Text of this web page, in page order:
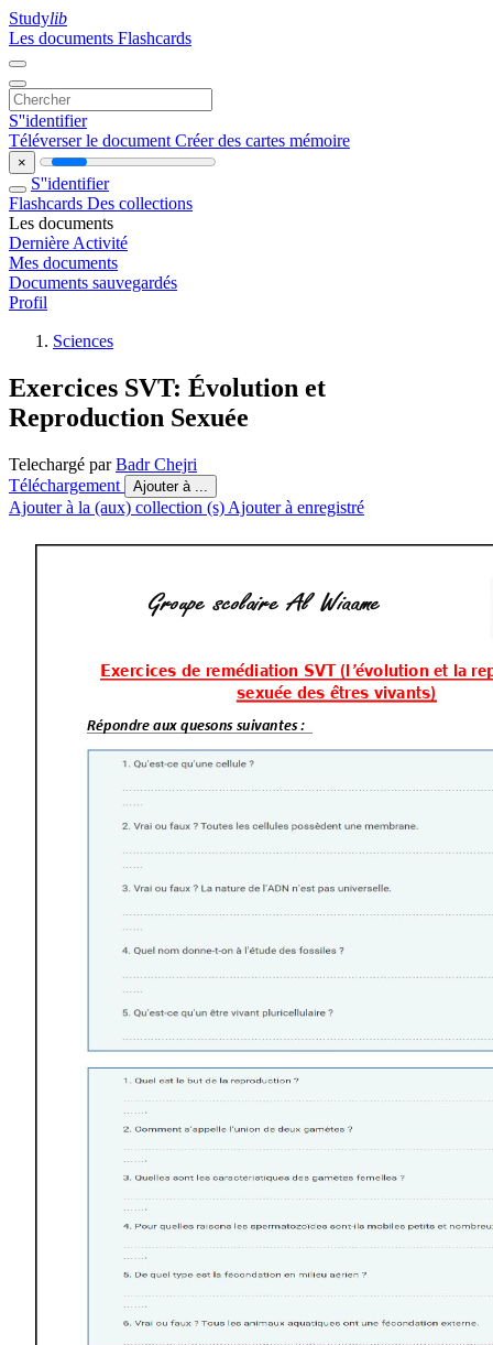
Studylib
Les documents Flashcards
S''identifier
Téléverser le document Créer des cartes mémoire
×
S''identifier
Flashcards Des collections
Les documents
Dernière Activité
Mes documents
Documents sauvegardés
Profil
Sciences
Exercices SVT: Évolution et
Reproduction Sexuée
Telechargé parBadr Chejri
Téléchargement
Ajouter à ...
Ajouter à la (aux) collection (s) Ajouter à enregistré
Exercices de remédiation SVT (l ’évolution et la
sexuée des êtres vivants)
Répondre aux questions suivantes :
Groupe scolaire Al Wiaame